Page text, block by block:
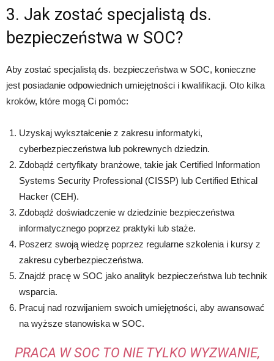
3. Jak zostać specjalistą ds.
bezpieczeństwa w SOC?
Aby zostać specjalistą ds. bezpieczeństwa w SOC, konieczne
jest posiadanie odpowiednich umiejętności i kwalifikacji. Oto kilka
kroków, które mogą Ci pomóc:
Uzyskaj wykształcenie z zakresu informatyki,
cyberbezpieczeństwa lub pokrewnych dziedzin.
Zdobądź certyfikaty branżowe, takie jak Certified Information
Systems Security Professional (CISSP) lub Certified Ethical
Hacker (CEH).
Zdobądź doświadczenie w dziedzinie bezpieczeństwa
informatycznego poprzez praktyki lub staże.
Poszerz swoją wiedzę poprzez regularne szkolenia i kursy z
zakresu cyberbezpieczeństwa.
Znajdź pracę w SOC jako analityk bezpieczeństwa lub technik
wsparcia.
Pracuj nad rozwijaniem swoich umiejętności, aby awansować
na wyższe stanowiska w SOC.
PRACA W SOC TO NIE TYLKO WYZWANIE,